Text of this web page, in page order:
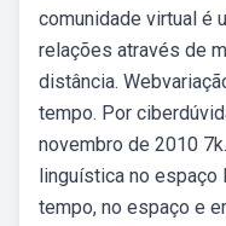
comunidade virtual é
relações através de
distância.
tempo. Por
novembro de 2010
linguística no espaço
tempo, no espaço e